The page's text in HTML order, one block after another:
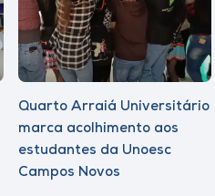
Quarto Arraiá Universitário
marca acolhimento aos
estudantes da Unoesc
Campos Novos